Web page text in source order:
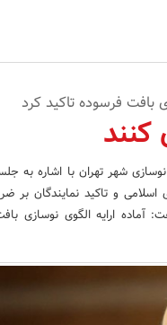
فرسوده تاکید کرد
کنند
شهر تهران با اشاره به
و تاکید نمایندگان بر
ارایه الگوی نوسازی